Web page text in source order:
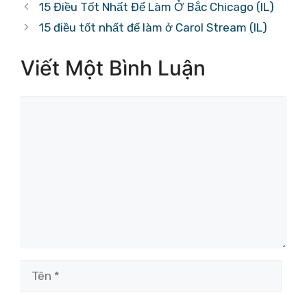
15 Điều Tốt Nhất Để Làm Ở Bắc Chicago (IL)
15 điều tốt nhất để làm ở Carol Stream (IL)
Viết Một Bình Luận